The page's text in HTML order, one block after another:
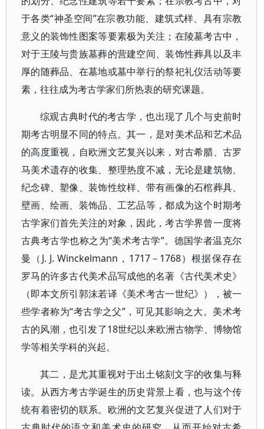
于各类“神圣空间”在宗教功能、建筑式样、具有宗教
意义的装饰性图案等要素极为关注；在陵墓考古中，
对于王陵与贵族墓葬的营建空间、装饰性葬具以及丰
厚的随葬品、在墓地或墓中举行的祭祀礼仪活动等要
素，往往成为考古学家们所热衷的研究课题。
综观古典时代的考古学，也出现了几个与史前时
期考古明显不同的特点。其一，是对美术品和艺术品
的高度重视，自欧洲文艺复兴以来，对古希腊、古罗
马美术遗存的收集、整理热度不减，无论是建筑物、
纪念碑、塑像、装饰性纹样、带有画像的石棺葬具、
壁画、绘画、装饰品、工艺品等，都成为这个时期考
古学家们首先关注的对象，因此，考古学界曾一度将
古典考古学也称之为“美术考古学”。德国学者温克尔
曼（J. J. Winckelmann，1717－1768）根据保存在
罗马的许多古代美术品写成他的名著《古代美术史》
（即本文所引郭沫若译《美术考古一世纪》），被一
些学者称为“考古学之父”，可见其影响之大。美术考
古的风潮，也引发了18世纪以来欧洲古物学、博物馆
学等相关学科的兴起。
其二，是尤其重视对于出土铭刻文字的收集与释
读。从西方考古学诞生的历史背景上看，也与这个传
统有着密切的联系。欧洲的文艺复兴促进了人们对于